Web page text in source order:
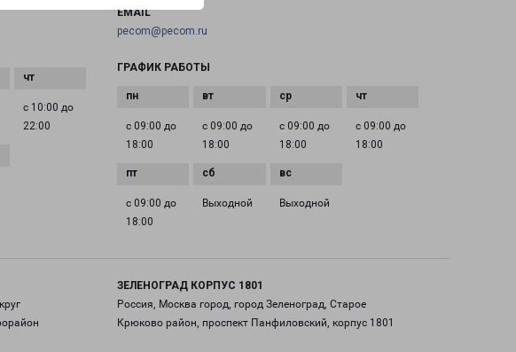
с 10:00 до
22:00
EMAIL
pecom@pecom.ru
ГРАФИК РАБОТЫ
с 09:00 до
18:00
с 09:00 до
18:00
с 09:00 до
18:00
с 09:00 до
18:00
с 09:00 до
18:00
Выходной Выходной
ЗЕЛЕНОГРАД КОРПУС 1801
Россия, Москва город, город Зеленоград, Старое
Крюково район, проспект Панфиловский, корпус 1801